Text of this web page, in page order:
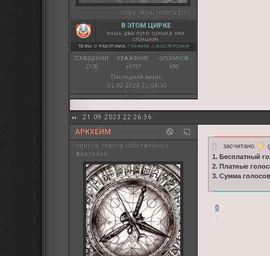
copy: муш (execuzio)
В ЭТОМ ЦИРКЕ
лишь два пути: суицид или
стоицизм
ТЕМЫ С РАБОТАМИ: ГРАФИКА ◇ МАСТЕРСКАЯ
СООБЩЕНИЙ:
2176
УВАЖЕНИЕ:
+9757
ФЛОРИНОВ:
690
Последний визит:
01.02.2026 21:04:30
21.09.2023 22:26:36
АРКХЕЙМ
эпигон героев собственных
фантазий
засчитано
1. Бесплатный
2. Платные
3. Сумма
0